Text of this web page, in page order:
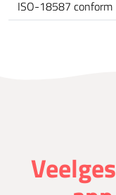
ISO-18587 conform